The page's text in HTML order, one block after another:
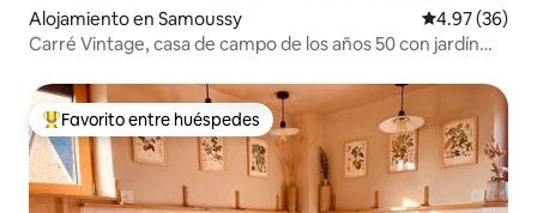
Alojamiento en Samoussy Calificación
4.97 (36)
Carré Vintage, casa de campo de los años 50 con jardín
Favorito entre huéspedes preferido
Favorito entre huéspedes